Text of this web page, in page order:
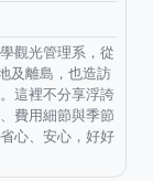
觀光管理系，從
及離島，也造訪
這裡不分享浮誇
費用細節與季節
心、安心，好好